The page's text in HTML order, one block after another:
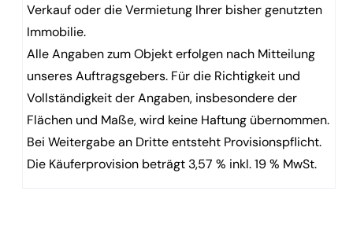
Verkauf oder die Vermietung Ihrer bisher genutzten
Immobilie.
Alle Angaben zum Objekt erfolgen nach Mitteilung
unseres Auftragsgebers. Für die Richtigkeit und
Vollständigkeit der Angaben, insbesondere der
Flächen und Maße, wird keine Haftung übernommen.
Bei Weitergabe an Dritte entsteht Provisionspflicht.
Die Käuferprovision beträgt 3,57 % inkl. 19 % MwSt.